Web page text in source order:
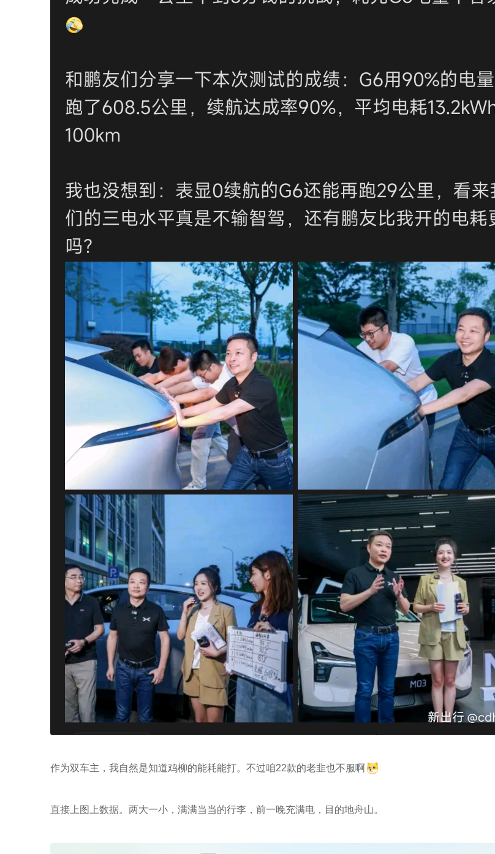
作为双车主，我自然是知道鸡柳的能耗能打。不过咱22款的老韭也不服啊
直接上图上数据。两大一小，满满当当的行李，前一晚充满电，目的地舟山。